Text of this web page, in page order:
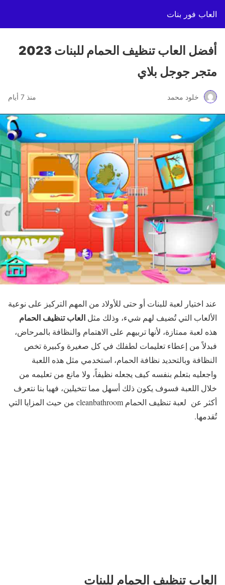
العاب فور بنات
أفضل العاب تنظيف الحمام للبنات 2023
متجر جوجل بلاي
خلود محمد منذ 7 أيام
عند اختيار لعبة للبنات أو حتى للأولاد من المهم التركيز على نوعية
الألعاب التي تُضيف لهم شيء، وذلك مثل العاب تنظيف الحمام
هذه لعبة ممتازة، لأنها تربيهم على الاهتمام والنظافة بالمرحاض،
فبدلاً من إعطاء تعليمات لطفلك في كل صغيرة وكبيرة تخص
النظافة وبالتحديد نظافة الحمام، استخدمي مثل هذه اللعبة
واجعليه بتعلم بنفسه كيف يجعله نظيفاً، ولا مانع من تعليمه من
خلال اللعبة فسوف يكون ذلك أسهل مما تتخيلين، فهيا بنا نتعرف
أكثر عن لعبة تنظيف الحمام cleanbathroom من حيث المزايا التي
تُقدمها.
العاب تنظيف الحمام للبنات